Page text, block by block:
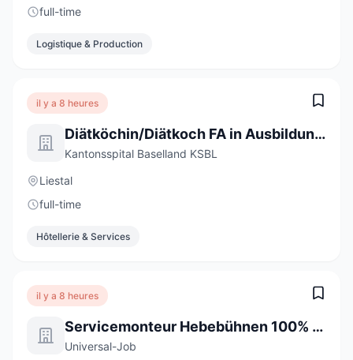
full-time
Logistique & Production
il y a 8 heures
Diätköchin/Diätkoch FA in Ausbildung 2027 (a) 100%
Kantonsspital Baselland KSBL
Liestal
full-time
Hôtellerie & Services
il y a 8 heures
Servicemonteur Hebebühnen 100% (m/w/d)
Universal-Job